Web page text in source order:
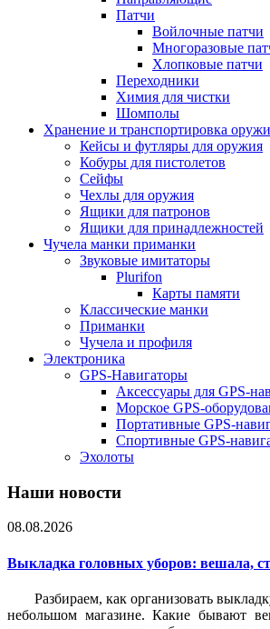
Патчи
Войлочные патчи
Многоразовые
Хлопковые патчи
Переходники
Химия для чистки
Шомполы
Хранение и транспортировка
Кейсы и футляры для оружия
Кобуры для пистолетов
Сейфы
Чехлы для оружия
Ящики для патронов
Ящики для принадлежностей
Чучела манки приманки
Звуковые имитаторы
Plurifon
Карты памяти
Классические манки
Приманки
Чучела и профиля
Электроника
GPS-Навигаторы
Аксессуары для GPS-
Морское GPS-
Портативные GPS-
Спортивные GPS-
Эхолоты
Наши новости
08.08.2026
Выкладка головных уборов: вешала,
Разбираем, как организовать
небольшом магазине. Какие бывают